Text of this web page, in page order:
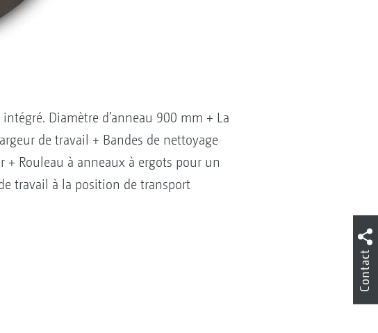
Diamètre d’anneau 900 mm + La
de travail + Bandes de nettoyage
Rouleau à anneaux à ergots pour un
travail à la position de transport
Contact